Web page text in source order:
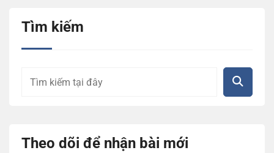
Tìm kiếm
Theo dõi để nhận bài mới